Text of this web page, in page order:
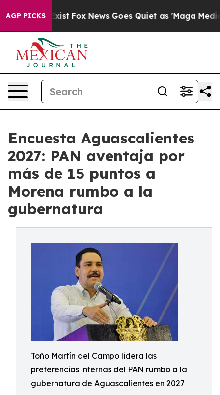
AGP PICKS
Exist Fox News Goes Quiet as 'Maga Media
Encuesta Aguascalientes
2027: PAN aventaja por
más de 15 puntos a
Morena rumbo a la
gubernatura
Toño Martín del Campo lidera las
preferencias internas del PAN rumbo a la
gubernatura de Aguascalientes en 2027